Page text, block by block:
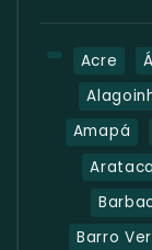
Acre
Amapá
Arataca
Barro